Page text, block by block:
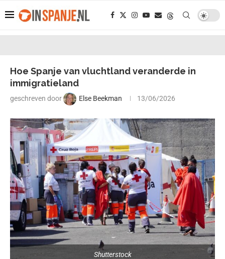
Hoe Spanje van vluchtland veranderde in
immigratieland
geschreven door Else Beekman 13/06/2026
Shutterstock